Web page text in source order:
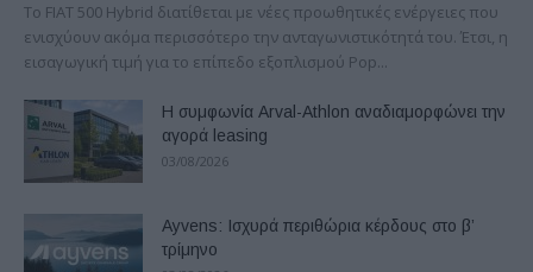
Το FIAT 500 Hybrid διατίθεται με νέες προωθητικές ενέργειες που
ενισχύουν ακόμα περισσότερο την ανταγωνιστικότητά του. Έτσι, η
εισαγωγική τιμή για το επίπεδο εξοπλισμού Pop...
Η συμφωνία Arval-Athlon αναδιαμορφώνει την
αγορά leasing
03/08/2026
Ayvens: Iσχυρά περιθώρια κέρδους στο β’
τρίμηνο